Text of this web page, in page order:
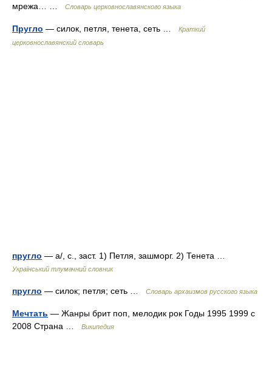
мрежа… …
Словарь церковнославянского языка
Пругло — силок, петля, тенета, сеть …
Краткий
церковнославянский словарь
пругло — а/, с., заст. 1) Петля, зашморг. 2) Тенета …
Український тлумачний словник
пругло — силок; петля; сеть … Cловарь архаизмов русского языка
Мечтать — Жанры брит поп, мелодик рок Годы 1995 1999 с
2008 Страна …
Википедия